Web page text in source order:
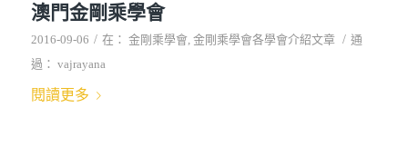
澳門金剛乘學會
2016-09-06 / 在： 金剛乘學會, 金剛乘學會各學會介紹文章 / 通
過： vajrayana
閱讀更多